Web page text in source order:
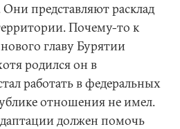
представляют расклад
Почему-то к
главу Бурятии
родился он в
работать в федеральных
отношения не имел.
должен помочь